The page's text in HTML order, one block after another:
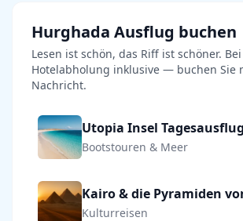
Hurghada Ausflug buchen
Lesen ist schön, das Riff ist schöner.
Hotelabholung inklusive — buchen Sie
Nachricht.
Utopia Insel
Bootstouren & Meer
Kulturreisen